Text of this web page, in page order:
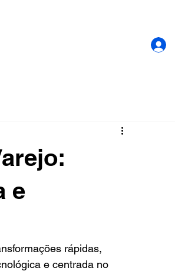
e
rápidas,
e centrada no